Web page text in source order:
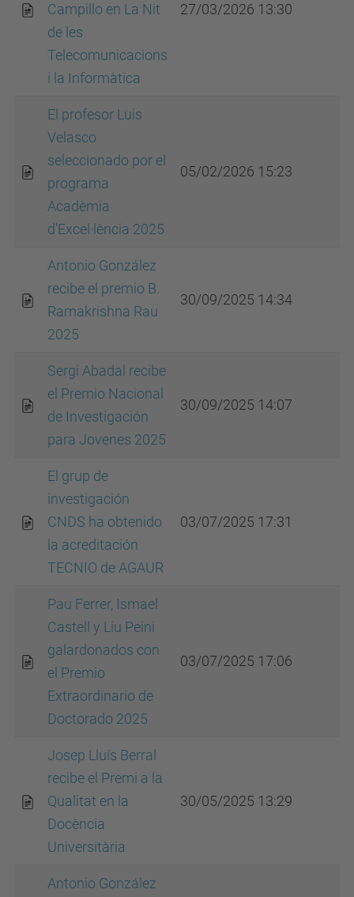
Campillo en La Nit
de les
Telecomunicacions
i la Informàtica
27/03/2026 13:30
El profesor Luis
Velasco
seleccionado por el
programa
Acadèmia
d'Excel·lència 2025
05/02/2026 15:23
Antonio González
recibe el premio B.
Ramakrishna Rau
2025
30/09/2025 14:34
Sergi Abadal recibe
el Premio Nacional
de Investigación
para Jovenes 2025
30/09/2025 14:07
El grup de
investigación
CNDS ha obtenido
la acreditación
TECNIO de AGAUR
03/07/2025 17:31
Pau Ferrer, Ismael
Castell y Liu Peini
galardonados con
el Premio
Extraordinario de
Doctorado 2025
03/07/2025 17:06
Josep Lluís Berral
recibe el Premi a la
Qualitat en la
Docència
Universitària
30/05/2025 13:29
Antonio González